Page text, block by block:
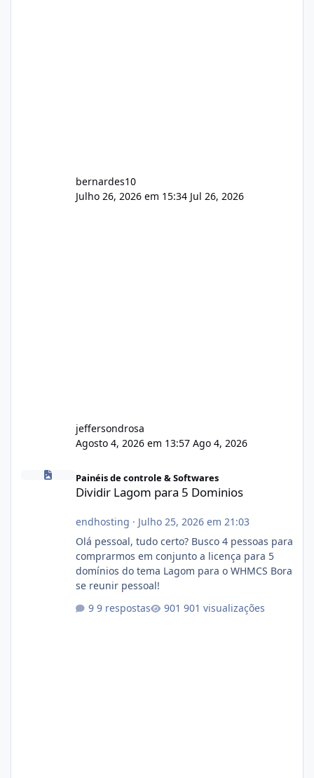
bernardes10
Julho 26, 2026 em 15:34 Jul 26, 2026
jeffersondrosa
Agosto 4, 2026 em 13:57 Ago 4, 2026
Dividir Lagom para 5 Dominios
Painéis de controle & Softwares
Dividir Lagom para 5 Dominios
endhosting · Julho 25, 2026 em 21:03
Olá pessoal, tudo certo? Busco 4 pessoas para
comprarmos em conjunto a licença para 5
domínios do tema Lagom para o WHMCS Bora
se reunir pessoal!
9 respostas
901 visualizações